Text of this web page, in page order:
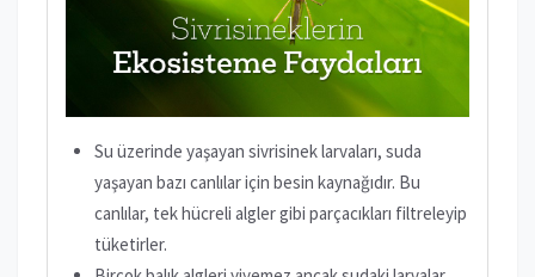
Su üzerinde yaşayan sivrisinek larvaları, suda
yaşayan bazı canlılar için besin kaynağıdır. Bu
canlılar, tek hücreli algler gibi parçacıkları filtreleyip
tüketirler.